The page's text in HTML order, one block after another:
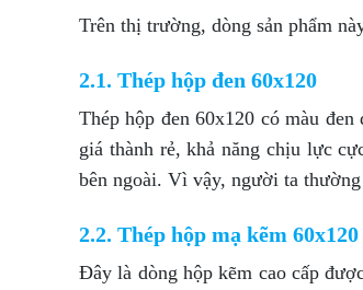
Trên thị trường, dòng sản phẩm
2.1. Thép hộp đen 60x120
Thép hộp đen 60x120 có màu
giá thành rẻ, khả năng chịu lực
bên ngoài. Vì vậy, người ta thường
2.2. Thép hộp mạ kẽm 60x120
Đây là dòng hộp kẽm cao cấp